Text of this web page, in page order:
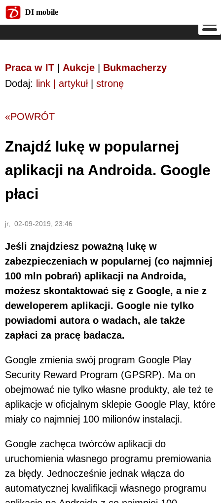
DI mobile
Praca w IT Aukcje
Bukmacherzy
Dodaj: link | artykuł| stronę
«POWRÓT
Znajdź lukę w popularnej
aplikacji na Androida. Google
płaci
jr, 02-09-2019, 23:46
Jeśli znajdziesz poważną lukę w
zabezpieczeniach w popularnej (co najmniej
100 mln pobrań) aplikacji na Androida,
możesz skontaktować się z Google, a nie z
deweloperem aplikacji. Google nie tylko
powiadomi autora o wadach, ale także
zapłaci za pracę badacza.
Google zmienia swój program Google Play
Security Reward Program (GPSRP). Ma on
obejmować nie tylko własne produkty, ale też te
aplikacje w oficjalnym sklepie Google Play, które
miały co najmniej 100 milionów instalacji.
Google zachęca twórców aplikacji do
uruchomienia własnego programu premiowania
za błędy. Jednocześnie jednak włącza do
automatycznej kwalifikacji własnego programu
DI mobile